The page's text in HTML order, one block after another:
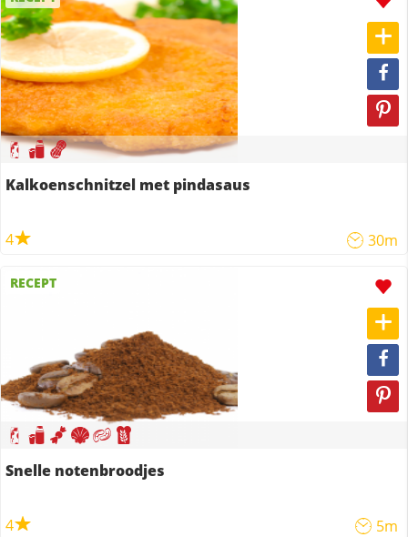
Kalkoenschnitzel met pindasaus
4 30m
RECEPT
Snelle notenbroodjes
4 5m